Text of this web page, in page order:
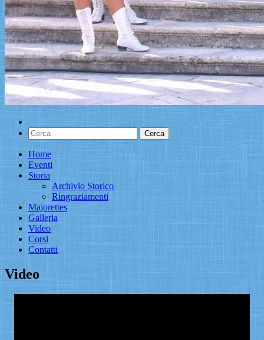
Home
Eventi
Storia
Archivio Storico
Ringraziamenti
Majorettes
Galleria
Video
Corsi
Contatti
Video